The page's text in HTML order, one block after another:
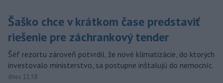
Šaško chce v krátkom čase predstaviť
riešenie pre záchrankový tender
Šéf rezortu zároveň potvrdil, že nové klimatizácie, do ktorých
investovalo ministerstvo, sa postupne inštalujú do nemocníc.
dnes 11:58